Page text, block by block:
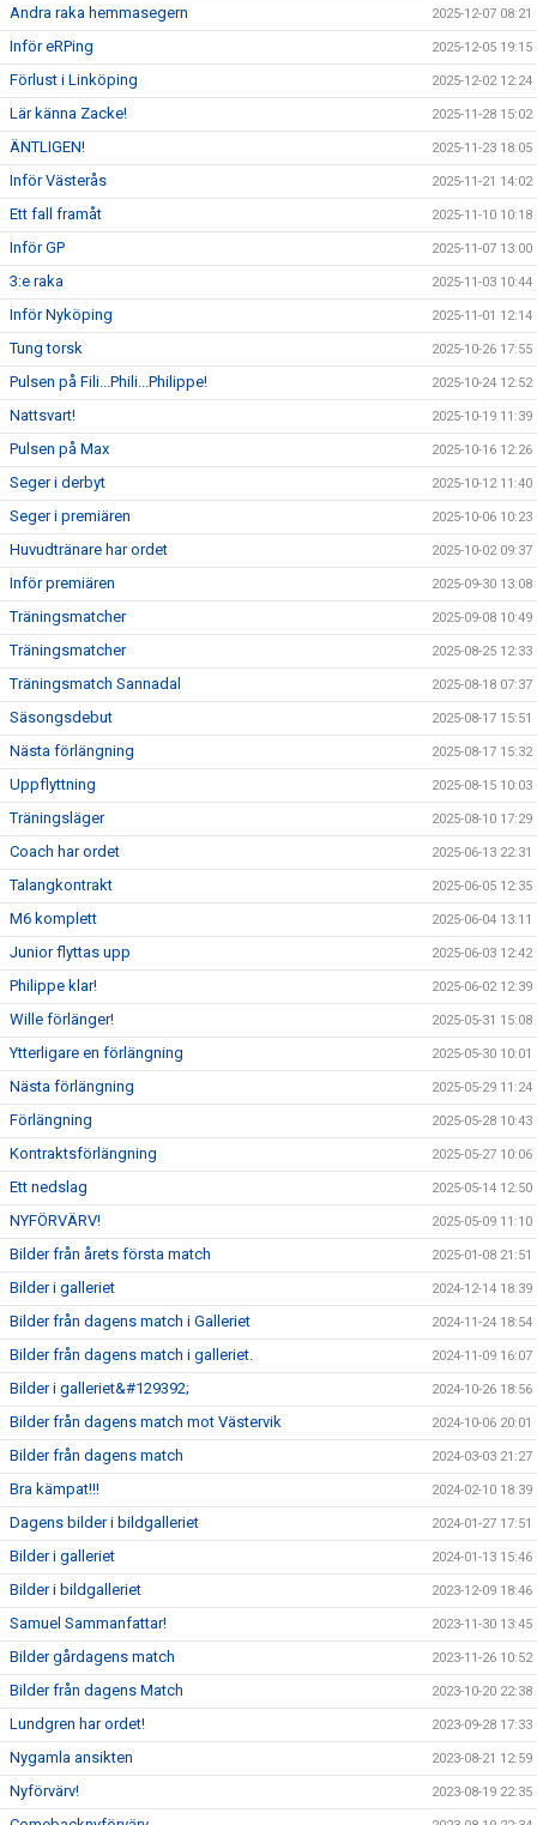
Andra raka hemmasegern 2025-12-07 08:21
Inför eRPing 2025-12-05 19:15
Förlust i Linköping 2025-12-02 12:24
Lär känna Zacke! 2025-11-28 15:02
ÄNTLIGEN! 2025-11-23 18:05
Inför Västerås 2025-11-21 14:02
Ett fall framåt 2025-11-10 10:18
Inför GP 2025-11-07 13:00
3:e raka 2025-11-03 10:44
Inför Nyköping 2025-11-01 12:14
Tung torsk 2025-10-26 17:55
Pulsen på Fili...Phili...Philippe! 2025-10-24 12:52
Nattsvart! 2025-10-19 11:39
Pulsen på Max 2025-10-16 12:26
Seger i derbyt 2025-10-12 11:40
Seger i premiären 2025-10-06 10:23
Huvudtränare har ordet 2025-10-02 09:37
Inför premiären 2025-09-30 13:08
Träningsmatcher 2025-09-08 10:49
Träningsmatcher 2025-08-25 12:33
Träningsmatch Sannadal 2025-08-18 07:37
Säsongsdebut 2025-08-17 15:51
Nästa förlängning 2025-08-17 15:32
Uppflyttning 2025-08-15 10:03
Träningsläger 2025-08-10 17:29
Coach har ordet 2025-06-13 22:31
Talangkontrakt 2025-06-05 12:35
M6 komplett 2025-06-04 13:11
Junior flyttas upp 2025-06-03 12:42
Philippe klar! 2025-06-02 12:39
Wille förlänger! 2025-05-31 15:08
Ytterligare en förlängning 2025-05-30 10:01
Nästa förlängning 2025-05-29 11:24
Förlängning 2025-05-28 10:43
Kontraktsförlängning 2025-05-27 10:06
Ett nedslag 2025-05-14 12:50
NYFÖRVÄRV! 2025-05-09 11:10
Bilder från årets första match 2025-01-08 21:51
Bilder i galleriet 2024-12-14 18:39
Bilder från dagens match i Galleriet 2024-11-24 18:54
Bilder från dagens match i galleriet. 2024-11-09 16:07
Bilder i galleriet&#129392; 2024-10-26 18:56
Bilder från dagens match mot Västervik 2024-10-06 20:01
Bilder från dagens match 2024-03-03 21:27
Bra kämpat!!! 2024-02-10 18:39
Dagens bilder i bildgalleriet 2024-01-27 17:51
Bilder i galleriet 2024-01-13 15:46
Bilder i bildgalleriet 2023-12-09 18:46
Samuel Sammanfattar! 2023-11-30 13:45
Bilder gårdagens match 2023-11-26 10:52
Bilder från dagens Match 2023-10-20 22:38
Lundgren har ordet! 2023-09-28 17:33
Nygamla ansikten 2023-08-21 12:59
Nyförvärv! 2023-08-19 22:35